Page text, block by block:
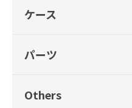
ケース
パーツ
Others